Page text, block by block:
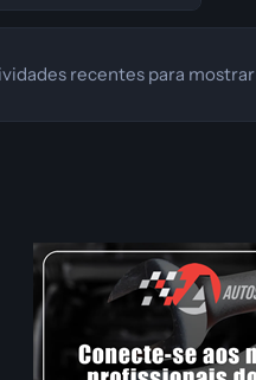
recentes para mostrar